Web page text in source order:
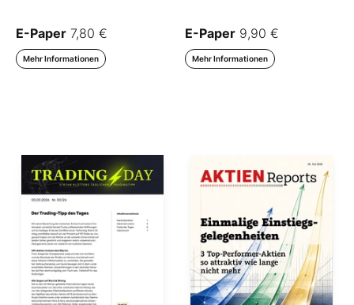
E-Paper 7,80 €
Mehr Informationen
E-Paper 9,90 €
Mehr Informationen